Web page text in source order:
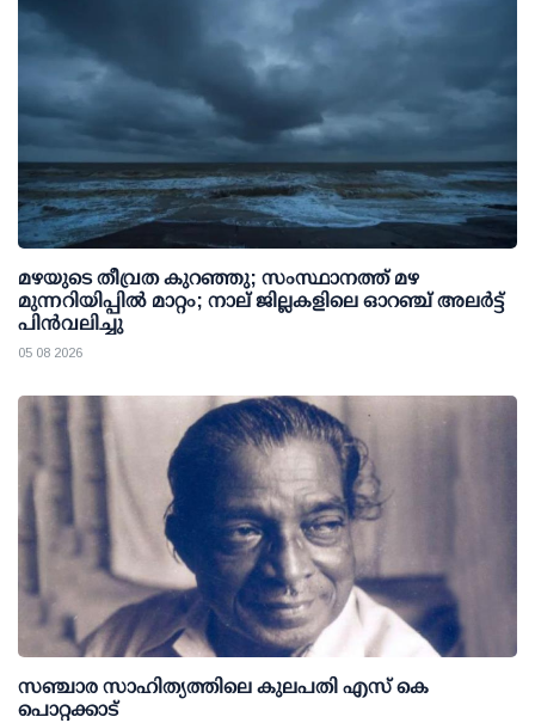
മഴയുടെ തീവ്രത കുറഞ്ഞു; സംസ്ഥാനത്ത് മഴ
മുന്നറിയിപ്പിൽ മാറ്റം; നാല് ജില്ലകളിലെ ഓറഞ്ച് അലർട്ട്
പിൻവലിച്ചു
05 08 2026
സഞ്ചാര സാഹിത്യത്തിലെ കുലപതി എസ് കെ
പൊറ്റക്കാട്